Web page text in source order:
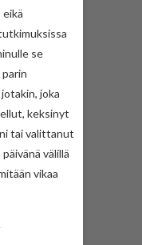
se
joka
keksinyt
tai valittanut
välillä
vikaa